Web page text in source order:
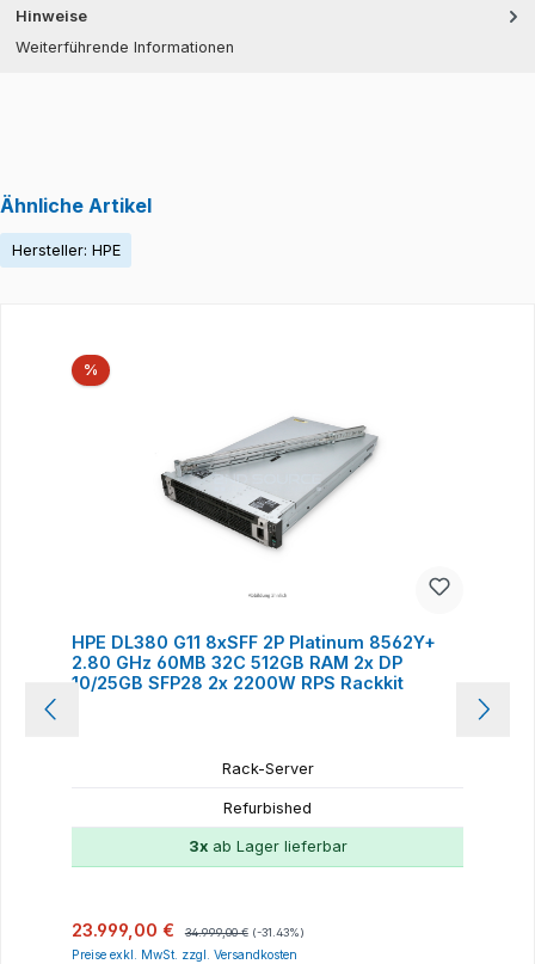
Hinweise
Weiterführende Informationen
Ähnliche Artikel
Hersteller: HPE
%Rabatt
HPE DL380 G11 8xSFF 2P Platinum 8562Y+
2.80 GHz 60MB 32C 512GB RAM 2x DP
10/25GB SFP28 2x 2200W RPS Rackkit
Rack-Server
Refurbished
3xab Lager lieferbar
Verkaufspreis:
23.999,00 € 34.999,00 € (-31.43%)
Preise exkl. MwSt. zzgl. Versandkosten